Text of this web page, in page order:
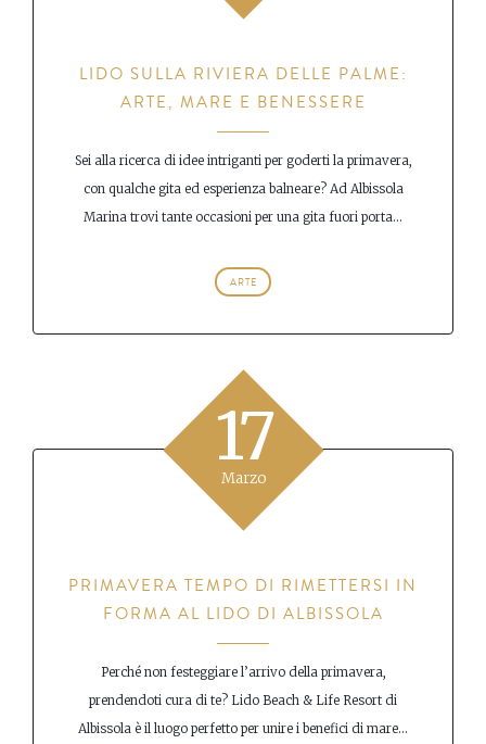
LIDO SULLA RIVIERA DELLE PALME:
ARTE, MARE E BENESSERE
Sei alla ricerca di idee intriganti per goderti la primavera,
con qualche gita ed esperienza balneare? Ad Albissola
Marina trovi tante occasioni per una gita fuori porta...
ARTE
17
Marzo
PRIMAVERA TEMPO DI RIMETTERSI IN
FORMA AL LIDO DI ALBISSOLA
Perché non festeggiare l’arrivo della primavera,
prendendoti cura di te? Lido Beach & Life Resort di
Albissola è il luogo perfetto per unire i benefici di mare...